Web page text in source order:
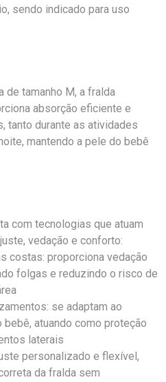
sendo indicado para uso
de tamanho M, a fralda
absorção eficiente e
tanto durante as atividades
mantendo a pele do bebê
com tecnologias que atuam
vedação e conforto:
costas: proporciona vedação
folgas e reduzindo o risco de
se adaptam ao
atuando como proteção
laterais
personalizado e flexível,
da fralda sem